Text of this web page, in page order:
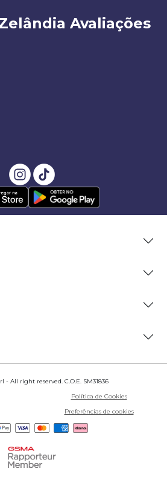
Avaliações
- All right reserved. C.O.E. SM31836
Política de Cookies
Preferências de cookies